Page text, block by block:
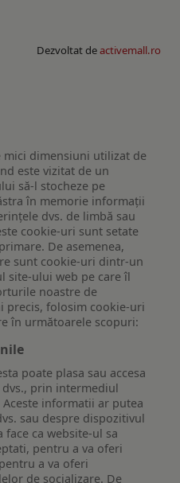
Dezvoltat deactivemall.ro
mici dimensiuni utilizat de
este vizitat de un
să-l stocheze pe
în memorie informații
dvs. de limbă sau
cookie-uri sunt setate
De asemenea,
sunt cookie-uri dintr-un
site-ului web pe care îl
noastre de
precis, folosim cookie-uri
în următoarele scopuri:
poate plasa sau accesa
prin intermediul
informatii ar putea
sau despre dispozitivul
ca website-ul sa
pentru a va oferi
a va oferi
de socializare. De